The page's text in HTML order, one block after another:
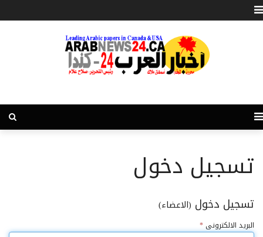
تسجيل دخول
تسجيل دخول (الاعضاء)
البريد الالكترونى *